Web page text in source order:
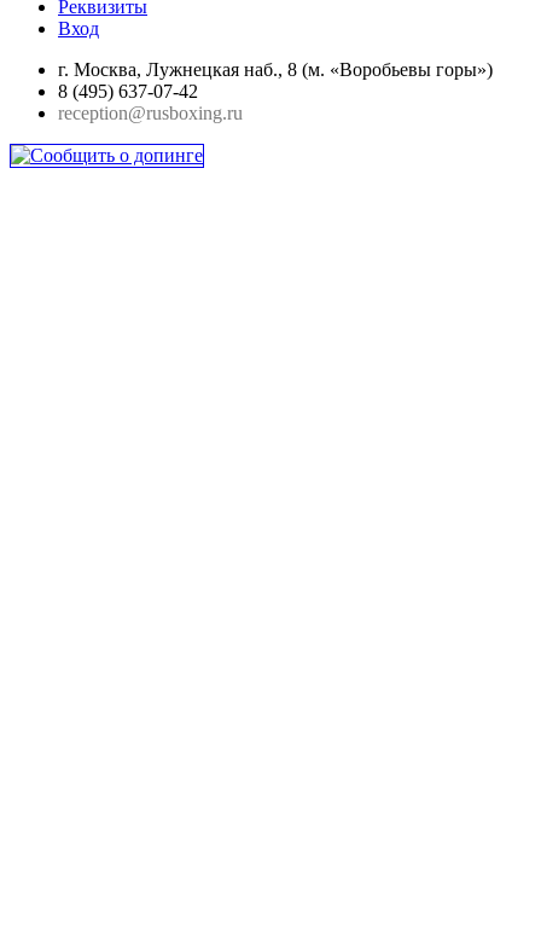
Реквизиты
Вход
г. Москва, Лужнецкая наб., 8 (м. «Воробьевы горы»)
8 (495) 637-07-42
reception@rusboxing.ru